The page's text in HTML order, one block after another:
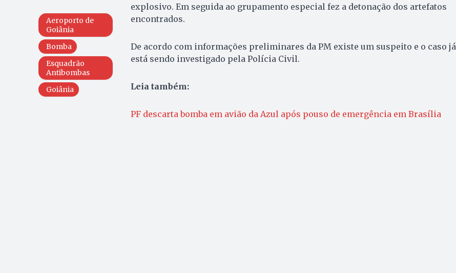
Aeroporto de
Goiânia
Bomba
Esquadrão
Antibombas
Goiânia
explosivo. Em seguida ao grupamento especial fez a detonação dos artefatos
encontrados.
De acordo com informações preliminares da PM existe um suspeito e o caso já
está sendo investigado pela Polícia Civil.
Leia também:
PF descarta bomba em avião da Azul após pouso de emergência em Brasília